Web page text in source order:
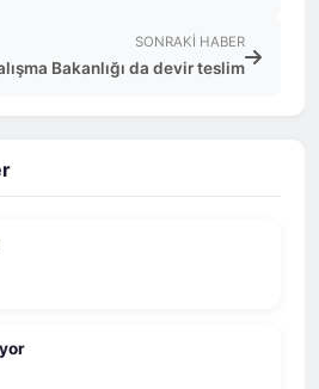
SONRAKI HABER
Bakanlığı da devir teslim